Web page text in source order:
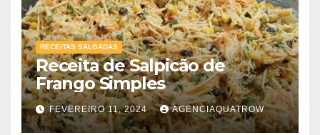
RECEITAS SALGADAS
Receita de Salpicão de
Frango Simples
FEVEREIRO 11, 2024 AGENCIAQUATROW